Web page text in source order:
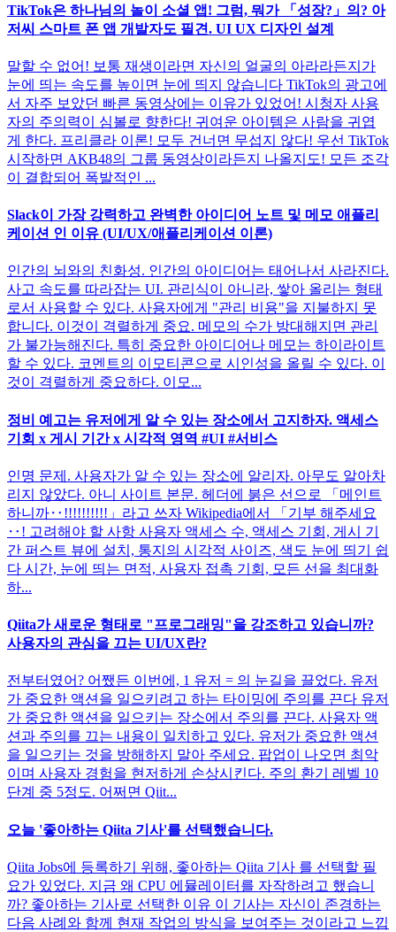
TikTok은 하나님의 놀이 소셜 앱! 그럼, 뭐가 「성장?」의? 아
저씨 스마트 폰 앱 개발자도 필견. UI UX 디자인 설계
말할 수 없어! 보통 재생이라면 자신의 얼굴의 아라라든지가
눈에 띄는 속도를 높이면 눈에 띄지 않습니다 TikTok의 광고에
서 자주 보았던 빠른 동영상에는 이유가 있었어! 시청자 사용
자의 주의력이 심볼로 향한다! 귀여운 아이템은 사람을 귀엽
게 한다. 프리클라 이론! 모두 건너면 무섭지 않다! 우선 TikTok
시작하면 AKB48의 그룹 동영상이라든지 나올지도! 모든 조각
이 결합되어 폭발적인 ...
Slack이 가장 강력하고 완벽한 아이디어 노트 및 메모 애플리
케이션 인 이유 (UI/UX/애플리케이션 이론)
인간의 뇌와의 친화성. 인간의 아이디어는 태어나서 사라진다.
사고 속도를 따라잡는 UI. 관리식이 아니라, 쌓아 올리는 형태
로서 사용할 수 있다. 사용자에게 "관리 비용"을 지불하지 못
합니다. 이것이 격렬하게 중요. 메모의 수가 방대해지면 관리
가 불가능해진다. 특히 중요한 아이디어나 메모는 하이라이트
할 수 있다. 코멘트의 이모티콘으로 시인성을 올릴 수 있다. 이
것이 격렬하게 중요하다. 이모...
정비 예고는 유저에게 알 수 있는 장소에서 고지하자. 액세스
기회 x 게시 기간 x 시각적 영역 #UI #서비스
인명 문제. 사용자가 알 수 있는 장소에 알리자. 아무도 알아차
리지 않았다. 아니 사이트 본문. 헤더에 붉은 선으로 「메인트
하니까‥!!!!!!!!!!」라고 쓰자 Wikipedia에서 「기부 해주세요
‥! 고려해야 할 사항 사용자 액세스 수, 액세스 기회, 게시 기
간 퍼스트 뷰에 설치, 통지의 시각적 사이즈, 색도 눈에 띄기 쉽
다 시간, 눈에 띄는 면적, 사용자 접촉 기회, 모든 선을 최대화
하...
Qiita가 새로운 형태로 "프로그래밍"을 강조하고 있습니까?
사용자의 관심을 끄는 UI/UX란?
전부터였어? 어쨌든 이번에, 1 유저 = 의 눈길을 끌었다. 유저
가 중요한 액션을 일으키려고 하는 타이밍에 주의를 끈다 유저
가 중요한 액션을 일으키는 장소에서 주의를 끈다. 사용자 액
션과 주의를 끄는 내용이 일치하고 있다. 유저가 중요한 액션
을 일으키는 것을 방해하지 말아 주세요. 팝업이 나오면 최악
이며 사용자 경험을 현저하게 손상시킨다. 주의 환기 레벨 10
단계 중 5정도. 어쩌면 Qiit...
오늘 '좋아하는 Qiita 기사'를 선택했습니다.
Qiita Jobs에 등록하기 위해, 좋아하는 Qiita 기사 를 선택할 필
요가 있었다. 지금 왜 CPU 에뮬레이터를 자작하려고 했습니
까? 좋아하는 기사로 선택한 이유 이 기사는 자신이 존경하는
다음 사례와 함께 현재 작업의 방식을 보여주는 것이라고 느낍